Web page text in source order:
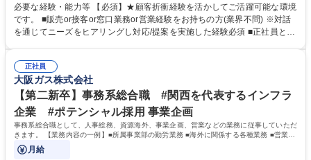
ーション、お客様対応 ■窓口にて、ご来店された個人のお客様に対して金
融商品のご提案 ■効率的な事務運用の検討・構築等 ≪業務紹介：ご応募前
に必ずご覧ください≫ ※記事 https://www.mysite.bk.mufg.jp/career/circle/
必要な経験・能力等 【必須】★顧客折衝経験を活かしてご活躍可能な環境
です。 ■販売or接客or窓口業務or営業経験をお持ちの方(業界不問) ※対話
を通じてニーズをヒアリングし対応/提案を実施した経験必須 ■正社員とし
るので安心して入行いただけます。 幅広いキャリアの選択肢があり、公募
や社内副業等を活用し、 一人ひとりが挑戦できるカルチャーが浸透してい
ます。 学歴・資格 学歴：大学院 大学 高専 短大 専修学校 高校 語学力：
資格：
正社員
大阪ガス株式会社
【第二新卒】事務系総合職 #関西を代表するインフラ
企業 #ポテンシャル採用 事業企画
事務系総合職として、人事総務、資源海外、事業企画、営業などの業務に従事していただ
きます。 【業務内容の一例】■所属事業部の勤労業務 ■海外に関係する各種業務 ■営業部
門の企画スタッフ、ルート営業
月給